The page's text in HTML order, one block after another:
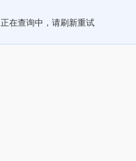
正在查询中，请刷新重试